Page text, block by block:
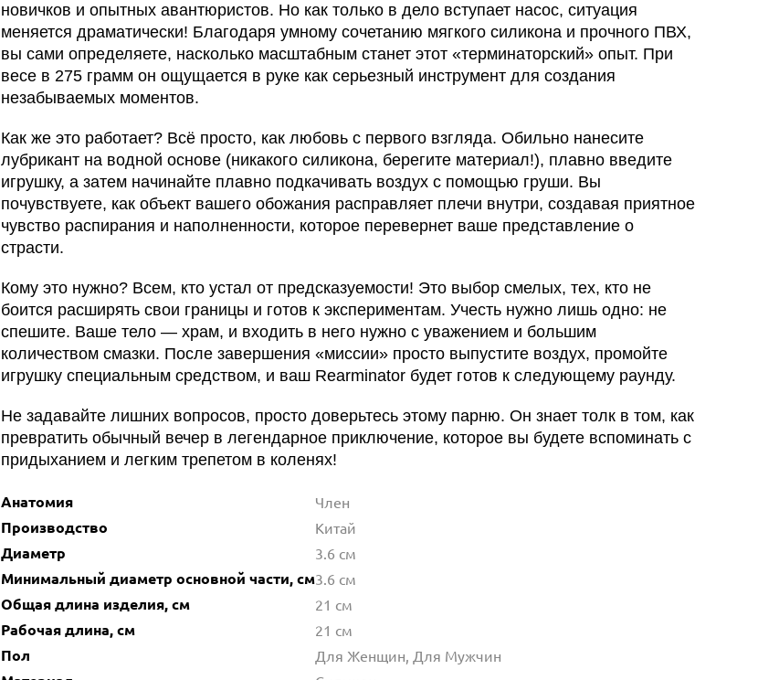
новичков и опытных авантюристов. Но как только в дело вступает насос, ситуация
меняется драматически! Благодаря умному сочетанию мягкого силикона и прочного ПВХ,
вы сами определяете, насколько масштабным станет этот «терминаторский» опыт. При
весе в 275 грамм он ощущается в руке как серьезный инструмент для создания
незабываемых моментов.
Как же это работает? Всё просто, как любовь с первого взгляда. Обильно нанесите
лубрикант на водной основе (никакого силикона, берегите материал!), плавно введите
игрушку, а затем начинайте плавно подкачивать воздух с помощью груши. Вы
почувствуете, как объект вашего обожания расправляет плечи внутри, создавая приятное
чувство распирания и наполненности, которое перевернет ваше представление о
страсти.
Кому это нужно? Всем, кто устал от предсказуемости! Это выбор смелых, тех, кто не
боится расширять свои границы и готов к экспериментам. Учесть нужно лишь одно: не
спешите. Ваше тело — храм, и входить в него нужно с уважением и большим
количеством смазки. После завершения «миссии» просто выпустите воздух, промойте
игрушку специальным средством, и ваш Rearminator будет готов к следующему раунду.
Не задавайте лишних вопросов, просто доверьтесь этому парню. Он знает толк в том, как
превратить обычный вечер в легендарное приключение, которое вы будете вспоминать с
придыханием и легким трепетом в коленях!
Анатомия Член
Производство Китай
Диаметр 3.6 см
Минимальный диаметр основной части, см3.6 см
Общая длина изделия, см 21 см
Рабочая длина, см 21 см
Пол Для Женщин, Для Мужчин